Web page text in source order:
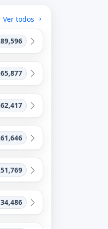
Ver todos
89,596
65,877
62,417
61,646
51,769
34,486